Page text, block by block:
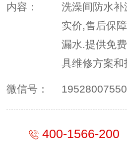
内容：
洗澡间防水
实价,售后保
漏水.提供免
具维修方案
微信号： 19528007550
400-1566-200